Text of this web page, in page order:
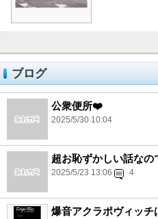
ブログ
公衆便所❤️
2025/5/30 10:04
超お恥ずかしい話な
2025/5/23 13:06 4
爆音アクラポヴィッ